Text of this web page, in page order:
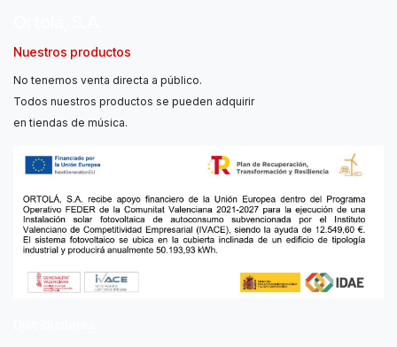
Nuestros productos
No tenemos venta directa a público.
Todos nuestros productos se pueden adquirir
en tiendas de música.